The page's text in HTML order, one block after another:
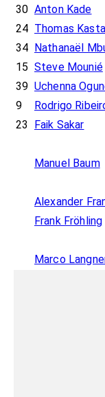
30 Anton Kade
24 Thomas
34
Nathanaël
15 Steve Mounié
39 Uchenna
9
Rodrigo
23
Faik Sakar
Manuel Baum
Alexander
Frank Fröhling
Marco